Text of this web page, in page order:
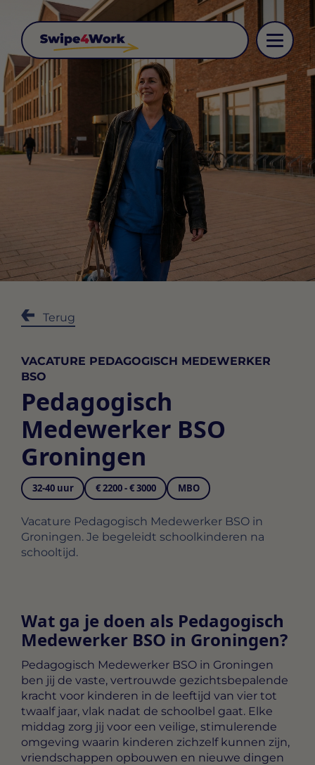
Terug
VACATURE PEDAGOGISCH MEDEWERKER
BSO
Pedagogisch
Medewerker BSO
Groningen
32-40 uur € 2200 - € 3000 MBO
Vacature Pedagogisch Medewerker BSO in
Groningen. Je begeleidt schoolkinderen na
schooltijd.
Wat ga je doen als Pedagogisch
Medewerker BSO in Groningen?
Pedagogisch Medewerker BSO in Groningen
ben jij de vaste, vertrouwde gezichtsbepalende
kracht voor kinderen in de leeftijd van vier tot
twaalf jaar, vlak nadat de schoolbel gaat. Elke
middag zorg jij voor een veilige, stimulerende
omgeving waarin kinderen zichzelf kunnen zijn,
vriendschappen opbouwen en nieuwe dingen